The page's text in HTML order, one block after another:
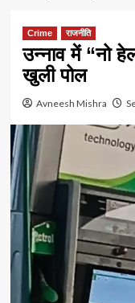
Crime राजनीति
उन्नाव में “नो
खुली पोल
Avneesh Mishra